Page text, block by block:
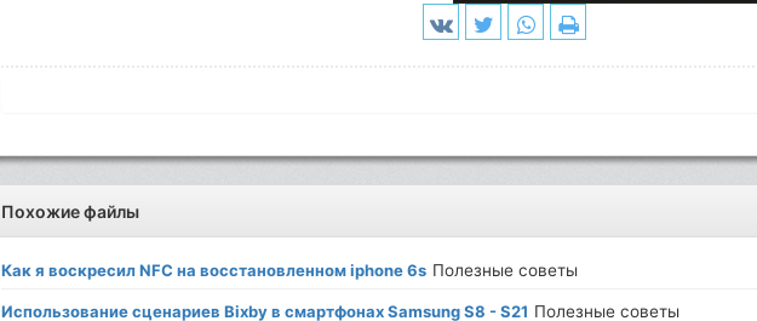
Похожие файлы
Как я воскресил NFC на восстановленном iphone 6s Полезные советы
Использование сценариев Bixby в смартфонах Samsung S8 - S21 Полезные советы